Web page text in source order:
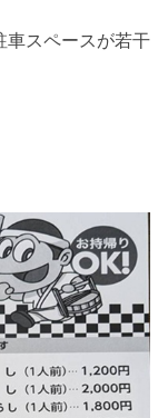
車スペースが若干